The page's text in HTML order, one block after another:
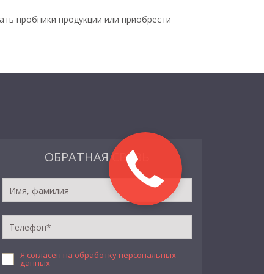
пробники продукции или приобрести
ОБРАТНАЯ СВЯЗЬ
Я согласен на обработку персональных
данных